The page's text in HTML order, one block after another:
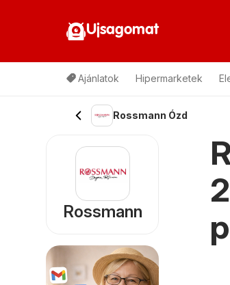
Ujsagomat
Ajánlatok Hipermarketek
Rossmann Ózd
Rossmann